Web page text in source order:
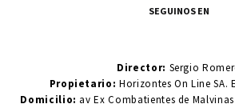
SEGUINOS EN
Director: Sergio
Propietario:Horizontes On Line SA.
Domicilio: av Ex Combatientes de Malvinas